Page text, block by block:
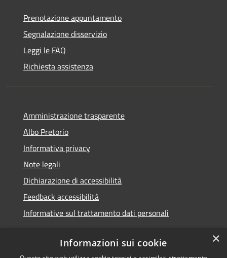
Prenotazione appuntamento
Segnalazione disservizio
Leggi le FAQ
Richiesta assistenza
Amministrazione trasparente
Albo Pretorio
Informativa privacy
Note legali
Dichiarazione di accessibilità
Feedback accessibilità
Informative sul trattamento dati personali
×
Informazioni sui cookie